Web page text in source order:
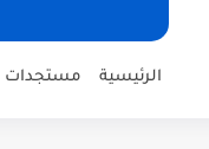
الرئيسية مستجدات